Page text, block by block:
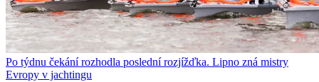
Po týdnu čekání rozhodla poslední rozjížďka. Lipno zná mistry
Evropy v jachtingu